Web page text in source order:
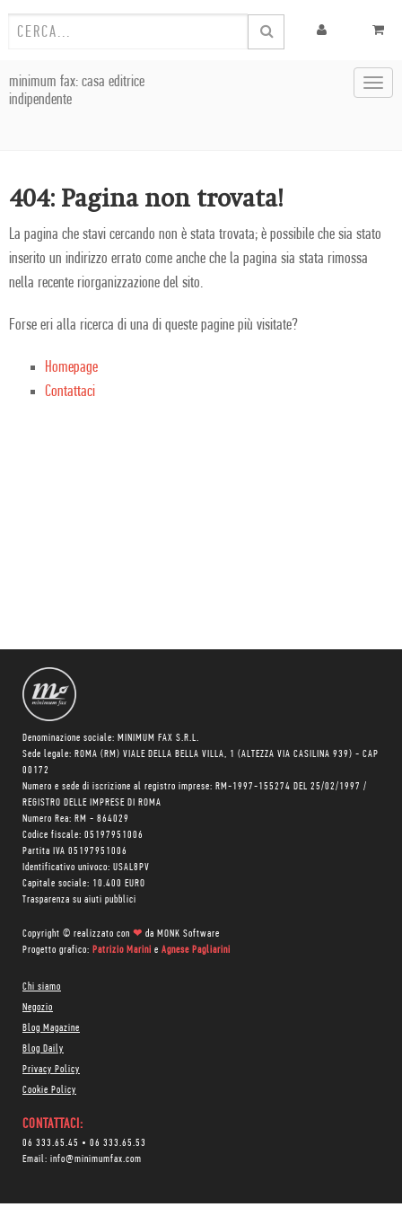
minimum fax: casa editrice
indipendente
404: Pagina non trovata!
La pagina che stavi cercando non è stata trovata; è possibile che sia stato
inserito un indirizzo errato come anche che la pagina sia stata rimossa
nella recente riorganizzazione del sito.
Forse eri alla ricerca di una di queste pagine più visitate?
Homepage
Contattaci
Denominazione sociale: MINIMUM FAX S.R.L.
Sede legale: ROMA (RM) VIALE DELLA BELLA VILLA, 1 (ALTEZZA VIA CASILINA 939) - CAP
00172
Numero e sede di iscrizione al registro imprese: RM-1997-155274 DEL 25/02/1997 /
REGISTRO DELLE IMPRESE DI ROMA
Numero Rea: RM - 864029
Codice fiscale: 05197951006
Partita IVA 05197951006
Identificativo univoco: USAL8PV
Capitale sociale: 10.400 EURO
Trasparenza su aiuti pubblici
Copyright © realizzato con ❤ da MONK Software
Progetto grafico: Patrizio Marini e Agnese Pagliarini
Chi siamo
Negozio
Blog Magazine
Blog Daily
Privacy Policy
Cookie Policy
CONTATTACI:
06 333.65.45 • 06 333.65.53
Email: info@minimumfax.com